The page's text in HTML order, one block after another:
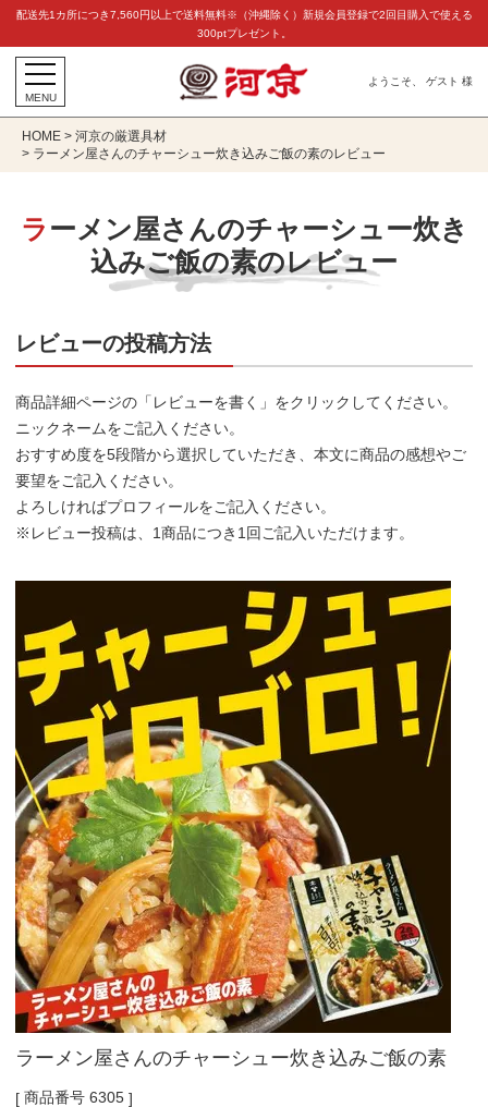
配送先1カ所につき7,560円以上で送料無料※（沖縄除く）新規会員登録で2回目購入で使える
300ptプレゼント。
MENU
ようこそ、 ゲスト 様
HOME
河京の厳選具材
ラーメン屋さんのチャーシュー炊き込みご飯の素のレビュー
ラーメン屋さんのチャーシュー炊き
込みご飯の素のレビュー
レビューの投稿方法
商品詳細ページの「レビューを書く」をクリックしてください。
ニックネームをご記入ください。
おすすめ度を5段階から選択していただき、本文に商品の感想やご
要望をご記入ください。
よろしければプロフィールをご記入ください。
※レビュー投稿は、1商品につき1回ご記入いただけます。
ラーメン屋さんのチャーシュー炊き込みご飯の素
商品番号 6305